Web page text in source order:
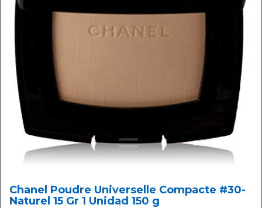
Chanel Poudre Universelle Compacte #30-
Naturel 15 Gr 1 Unidad 150 g